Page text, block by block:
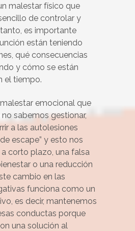
malestar físico que
de controlar y
es importante
están teniendo
qué consecuencias
y cómo se están
el tiempo.
emocional que
sabemos gestionar,
a las autolesiones
escape” y esto nos
a corto plazo, una falsa
o una reducción
cambio en las
funciona como un
es decir, mantenemos
conductas porque
una solución al